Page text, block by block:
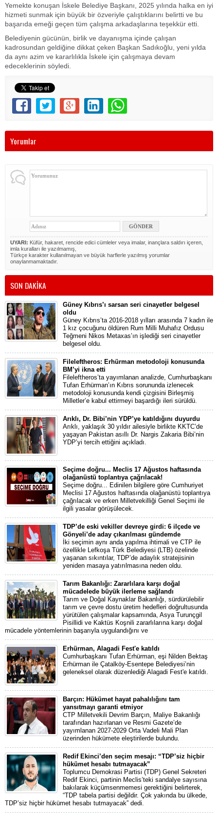
Yemekte konuşan İskele Belediye Başkanı, 2025 yılında halka en iyi
hizmeti sunmak için büyük bir özveriyle çalıştıklarını belirtti ve bu
başarıda emeği geçen tüm çalışma arkadaşlarına teşekkür etti.
Belediyenin gücünün, birlik ve dayanışma içinde çalışan
kadrosundan geldiğine dikkat çeken Başkan Sadıkoğlu, yeni yılda
da aynı azim ve kararlılıkla İskele için çalışmaya devam
edeceklerinin söyledi.
Yorumlar
UYARI: Küfür, hakaret, rencide edici cümleler veya imalar, inançlara saldırı içeren,
imla kuralları ile yazılmamış,
Türkçe karakter kullanılmayan ve büyük harflerle yazılmış yorumlar
onaylanmamaktadır.
SON DAKİKA
Güney Kıbrıs’ı sarsan seri cinayetler belgesel
oldu
Güney Kıbrıs’ta 2016-2018 yılları arasında 7 kadın ile
1 kız çocuğunu öldüren Rum Milli Muhafız Ordusu
Teğmeni Nikos Metaxas’ın işlediği seri cinayetler
belgesel oldu.
Fileleftheros: Erhürman metodoloji konusunda
BM’yi ikna etti
Fileleftheros’ta yayımlanan analizde, Cumhurbaşkanı
Tufan Erhürman’ın Kıbrıs sorununda izlenecek
metodoloji konusunda kendi çizgisini Birleşmiş
Milletler’e kabul ettirmeyi başardığı ileri sürüldü.
Arıklı, Dr. Bibi’nin YDP’ye katıldığını duyurdu
Arıklı, yaklaşık 30 yıldır ailesiyle birlikte KKTC’de
yaşayan Pakistan asıllı Dr. Nargis Zakaria Bibi’nin
YDP’yi tercih ettiğini açıkladı.
Seçime doğru... Meclis 17 Ağustos haftasında
olağanüstü toplantıya çağrılacak!
Seçime doğru... Edinilen bilgilere göre Cumhuriyet
Meclisi 17 Ağustos haftasında olağanüstü toplantıya
çağrılacak ve erken Milletvekilliği Genel Seçimi ile
ilgili yasalar görüşülecek.
TDP’de eski vekiller devreye girdi: 6 ilçede ve
Gönyeli’de aday çıkarılması gündemde
İki seçimin aynı anda yapılma ihtimali ve CTP ile
özellikle Lefkoşa Türk Belediyesi (LTB) özelinde
yaşanan sıkıntılar, TDP’de adaylık stratejisinin
yeniden masaya yatırılmasına neden oldu.
Tarım Bakanlığı: Zararlılara karşı doğal
mücadelede büyük ilerleme sağlandı
Tarım ve Doğal Kaynaklar Bakanlığı, sürdürülebilir
tarım ve çevre dostu üretim hedefleri doğrultusunda
yürütülen çalışmalar kapsamında, Asya Turunçgil
Pisillidi ve Kaktüs Koşnili zararlılarına karşı doğal
mücadele yöntemlerinin başarıyla uygulandığını ve
Erhürman, Alagadi Fest'e katıldı
Cumhurbaşkanı Tufan Erhürman, eşi Nilden Bektaş
Erhürman ile Çatalköy-Esentepe Belediyesi’nin
geleneksel olarak düzenlediği Alagadi Fest'e katıldı.
Barçın: Hükümet hayat pahalılığını tam
yansıtmayı garanti etmiyor
CTP Milletvekili Devrim Barçın, Maliye Bakanlığı
tarafından hazırlanan ve Resmi Gazete’de
yayımlanan 2027-2029 Orta Vadeli Mali Plan
üzerinden hükümete eleştirilerde bulundu.
Redif Ekinci’den seçim mesajı: “TDP’siz hiçbir
hükümet hesabı tutmayacak”
Toplumcu Demokrasi Partisi (TDP) Genel Sekreteri
Redif Ekinci, partinin Meclis’teki sandalye sayısına
bakılarak küçümsenmemesi gerektiğini belirterek,
“TDP tabela partisi değildir. Çok yakında bu ülkede,
TDP’siz hiçbir hükümet hesabı tutmayacak” dedi.